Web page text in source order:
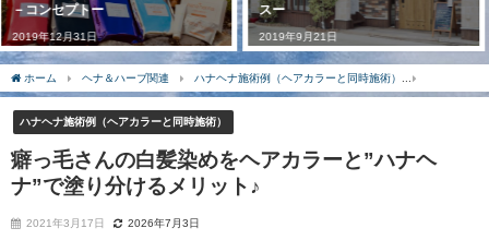
スー
2019年9月21日
編☆彡
2020年5月21日
ホーム ヘナ＆ハーブ関連 ハナヘナ施術例（ヘアカラーと同時施術）
ハナヘナ施術例（ヘアカラーと同時施術）
癖っ毛さんの白髪染めをヘアカラーと”ハナヘ
ナ”で塗り分けるメリット♪
2021年3月17日 2026年7月3日